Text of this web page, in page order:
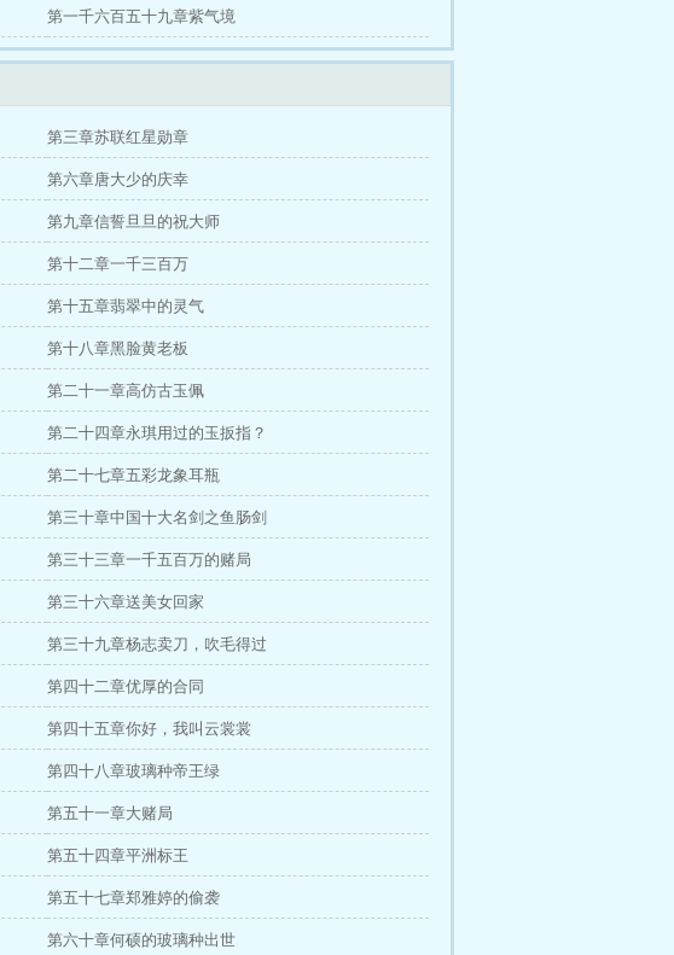
第一千六百五十九章紫气境
第三章苏联红星勋章
第六章唐大少的庆幸
第九章信誓旦旦的祝大师
第十二章一千三百万
第十五章翡翠中的灵气
第十八章黑脸黄老板
第二十一章高仿古玉佩
第二十四章永琪用过的玉扳指？
第二十七章五彩龙象耳瓶
第三十章中国十大名剑之鱼肠剑
第三十三章一千五百万的赌局
第三十六章送美女回家
第三十九章杨志卖刀，吹毛得过
第四十二章优厚的合同
第四十五章你好，我叫云裳裳
第四十八章玻璃种帝王绿
第五十一章大赌局
第五十四章平洲标王
第五十七章郑雅婷的偷袭
第六十章何硕的玻璃种出世